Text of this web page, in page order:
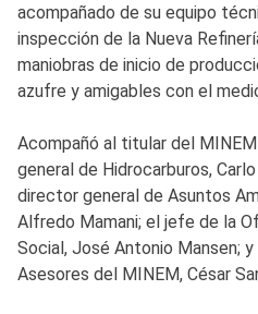
acompañado de su equipo
inspección de la Nueva
maniobras de inicio de
azufre y amigables con el
Acompañó al titular del
general de Hidrocarburos,
director general de Asuntos
Alfredo Mamani; el jefe de la
Social, José Antonio Mansen;
Asesores del MINEM, César